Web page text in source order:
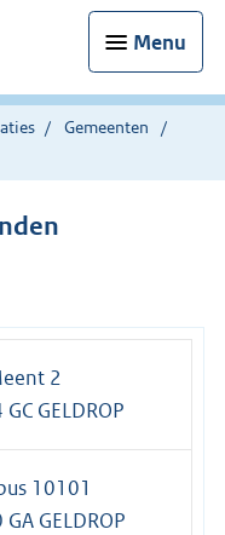
Menu
Gemeenten
2
GELDROP
10101
GELDROP